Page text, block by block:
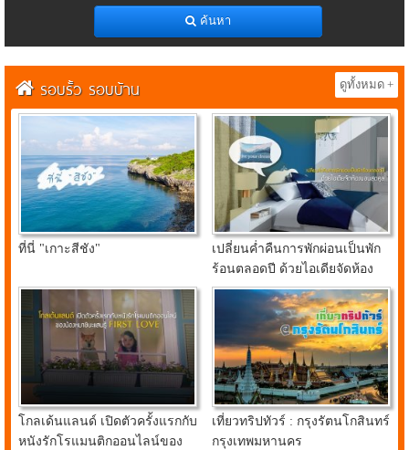
ค้นหา
รอบรั้ว รอบบ้าน ดูทั้งหมด +
ที่นี่ "เกาะสีชัง"
เปลี่ยนค่ำคืนการพักผ่อนเป็นพัก
ร้อนตลอดปี ด้วยไอเดียจัดห้อง
นอนสุดคูลจาก อินเด็กซ์ ลิฟวิ่ง
โกลเด้นแลนด์ เปิดตัวครั้งแรกกับ
หนังรักโรแมนติกออนไลน์ของ
เที่ยวทริปทัวร์ : กรุงรัตนโกสินทร์
กรุงเทพมหานคร